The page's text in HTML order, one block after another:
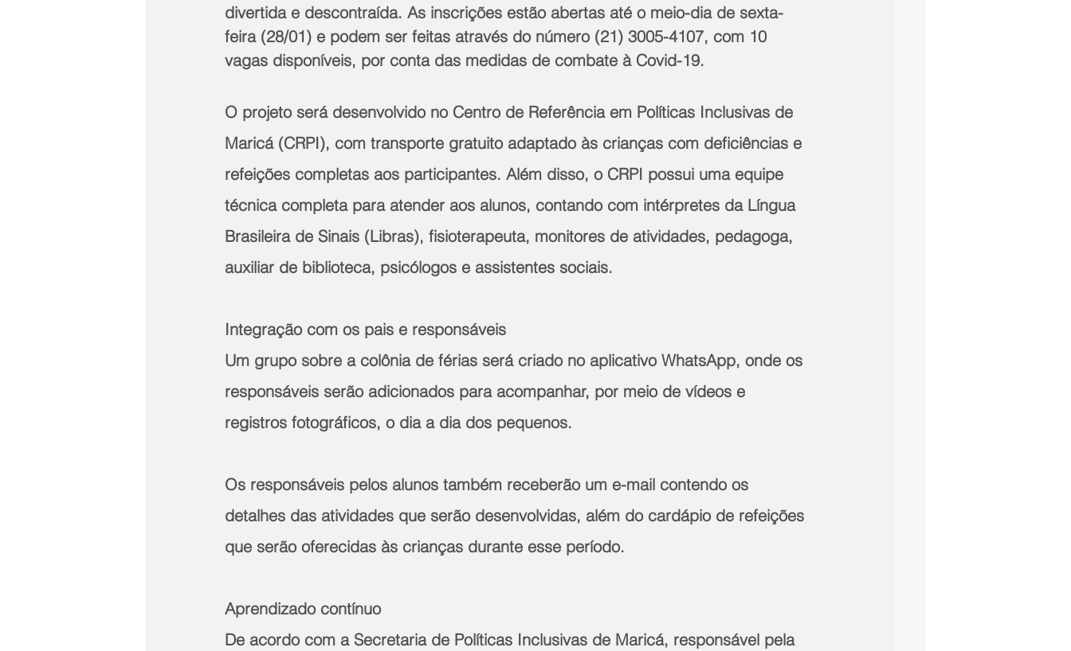
divertida e descontraída. As inscrições estão abertas até o meio-dia de sexta-
feira (28/01) e podem ser feitas através do número (21) 3005-4107, com 10
vagas disponíveis, por conta das medidas de combate à Covid-19.
O projeto será desenvolvido no Centro de Referência em Políticas Inclusivas de
Maricá (CRPI), com transporte gratuito adaptado às crianças com deficiências e
refeições completas aos participantes. Além disso, o CRPI possui uma equipe
técnica completa para atender aos alunos, contando com intérpretes da Língua
Brasileira de Sinais (Libras), fisioterapeuta, monitores de atividades, pedagoga,
auxiliar de biblioteca, psicólogos e assistentes sociais.
Integração com os pais e responsáveis
Um grupo sobre a colônia de férias será criado no aplicativo WhatsApp, onde os
responsáveis serão adicionados para acompanhar, por meio de vídeos e
registros fotográficos, o dia a dia dos pequenos.
Os responsáveis pelos alunos também receberão um e-mail contendo os
detalhes das atividades que serão desenvolvidas, além do cardápio de refeições
que serão oferecidas às crianças durante esse período.
Aprendizado contínuo
De acordo com a Secretaria de Políticas Inclusivas de Maricá, responsável pela